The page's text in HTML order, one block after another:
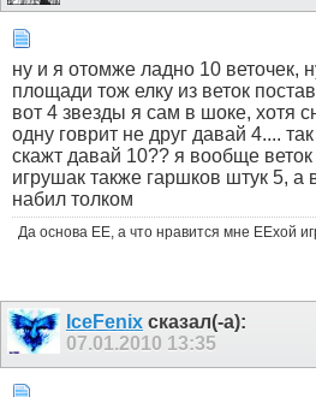
ну и я отомже ладно 10 веточек,
площади тож елку из веток
вот 4 звезды я сам в шоке, хотя
одну говрит не друг давай 4....
скажт давай 10?? я вообще
игрушак также гаршков штук 5, а
набил толком
Да основа ЕЕ, а что нравится мне ЕЕхой
IceFenix сказал(-а):
07.01.2010 13:35